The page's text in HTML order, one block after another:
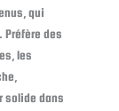
qui
Préfère des
les
solide dans